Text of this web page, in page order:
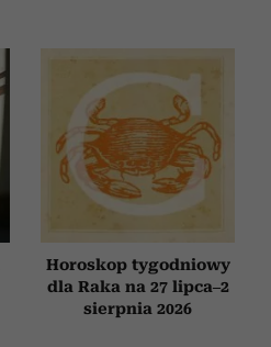
Horoskop tygodniowy
dla Raka na 27 lipca–2
sierpnia 2026